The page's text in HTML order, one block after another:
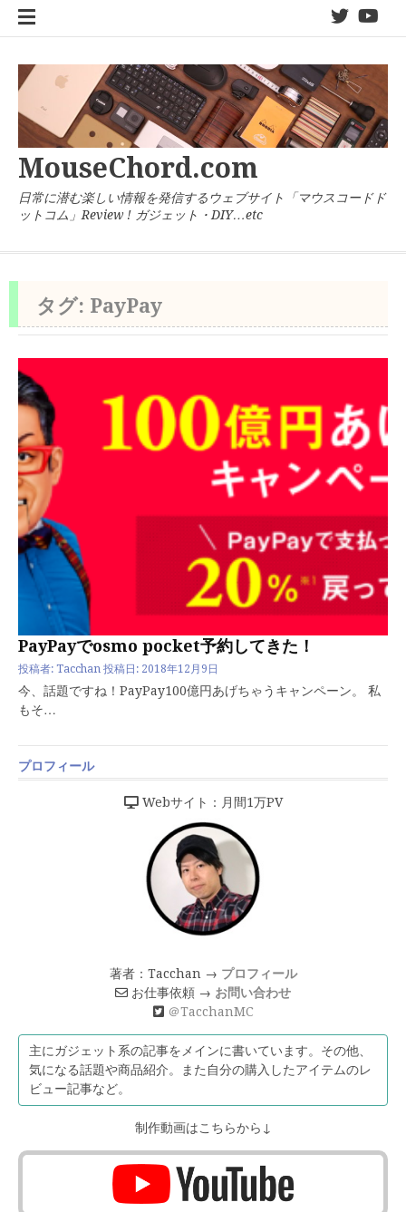
twitter
MouseChord.com
日常に潜む楽しい情報を発信するウェブサイト「マウスコードド
ットコム」Review ! ガジェット・DIY…etc
タグ: PayPay
PayPayでosmo pocket予約してきた！
投稿者: Tacchan 投稿日: 2018年12月9日
今、話題ですね！PayPay100億円あげちゃうキャンペーン。 私
もそ…
プロフィール
Webサイト：月間1万PV
著者：Tacchan → プロフィール
お仕事依頼 → お問い合わせ
＠TacchanMC
主にガジェット系の記事をメインに書いています。その他、
気になる話題や商品紹介。また自分の購入したアイテムのレ
ビュー記事など。
制作動画はこちらから↓